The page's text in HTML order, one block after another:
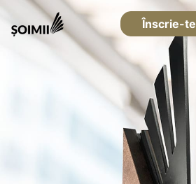
Înscrie-te